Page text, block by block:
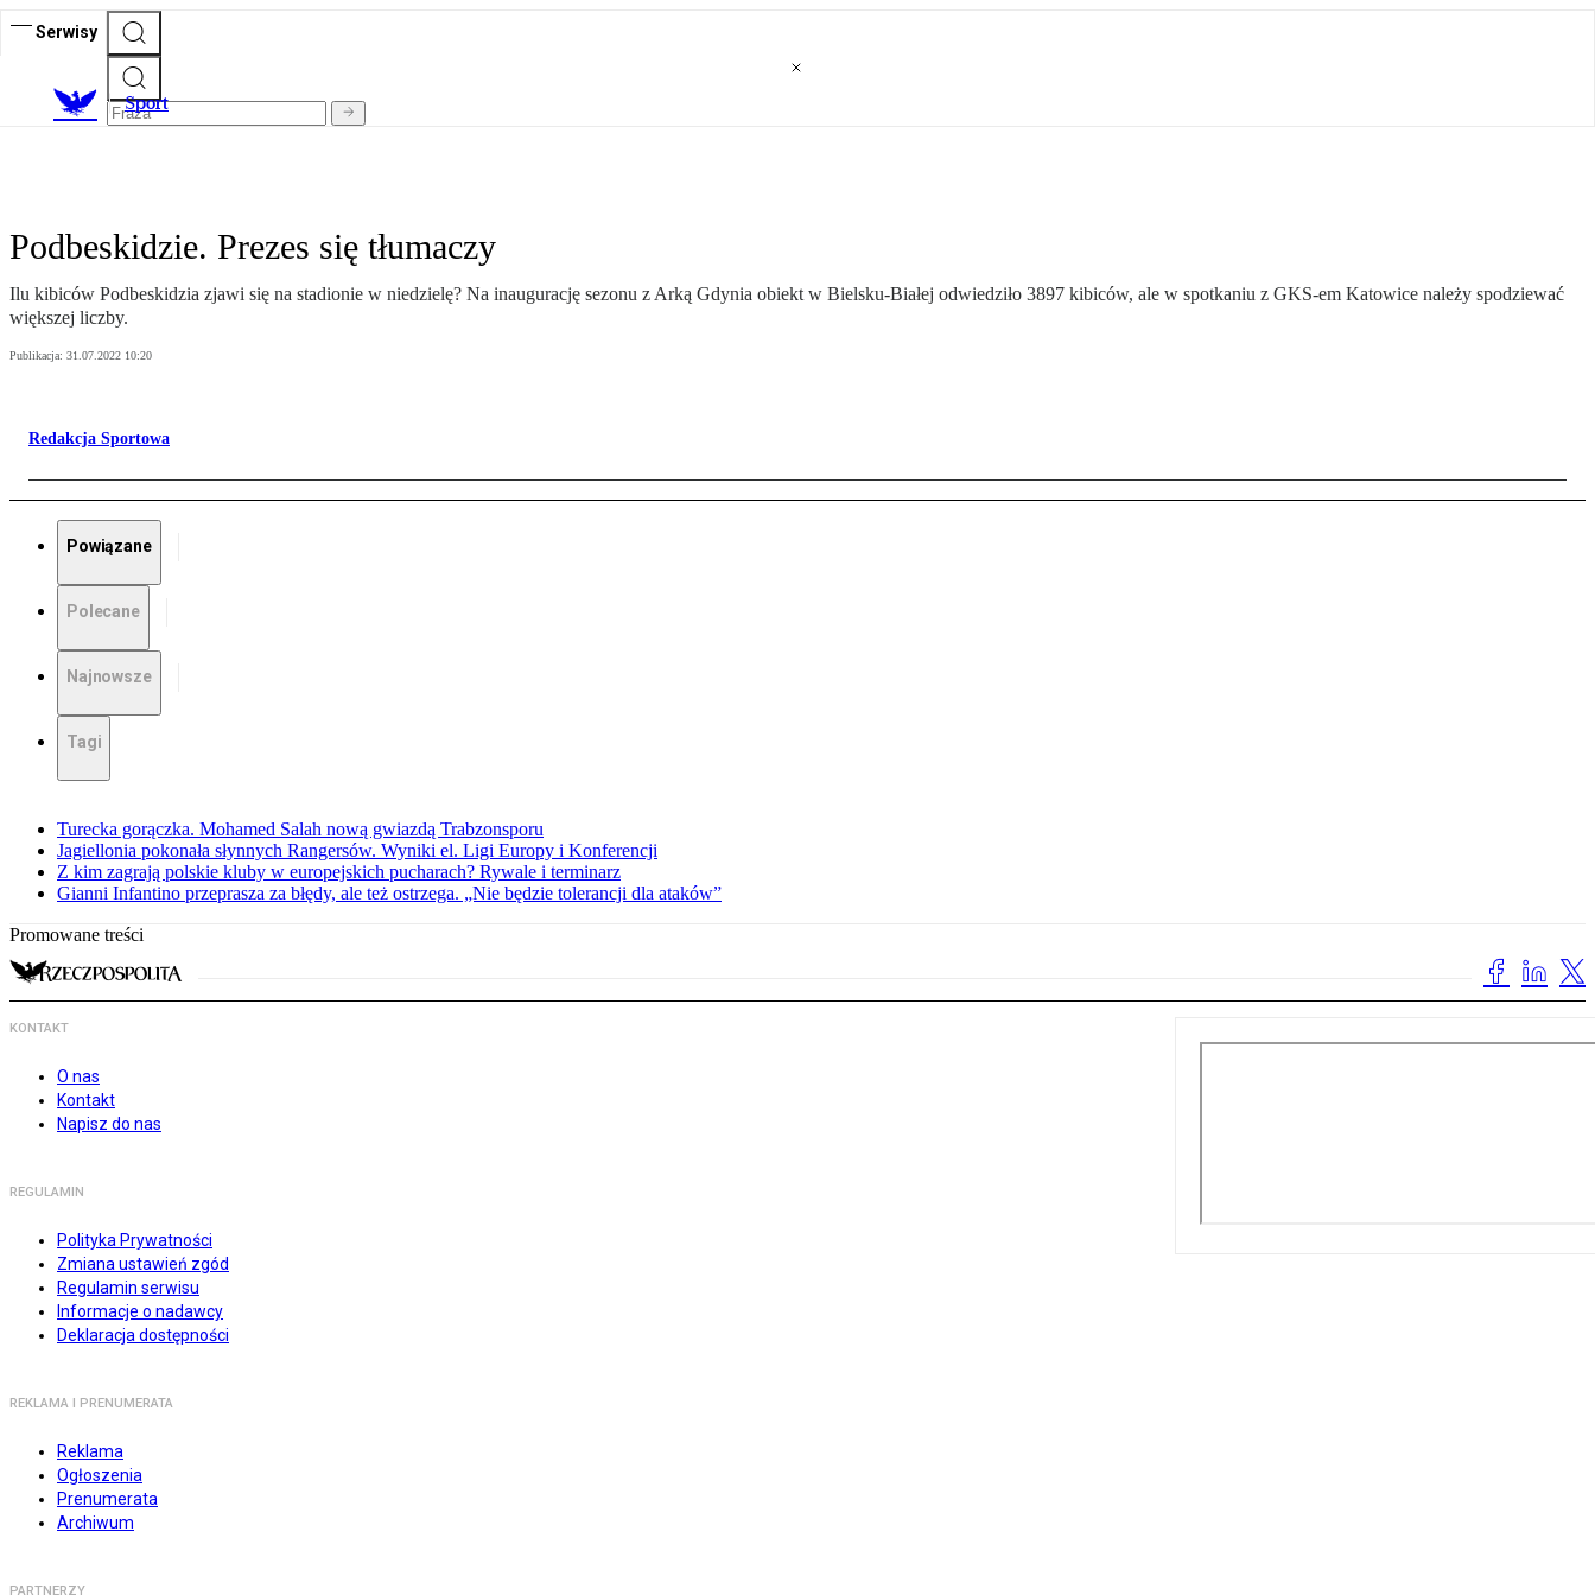
Serwisy
Sport
Podbeskidzie. Prezes się tłumaczy
Ilu kibiców Podbeskidzia zjawi się na stadionie w niedzielę? Na inaugurację sezonu z Arką Gdynia obiekt w Bielsku-Białej odwiedziło 3897 kibiców, ale w spotkaniu z GKS-em Katowice należy spodziewać
większej liczby.
Publikacja: 31.07.2022 10:20
Redakcja Sportowa
Powiązane
Polecane
Najnowsze
Tagi
Turecka gorączka. Mohamed Salah nową gwiazdą Trabzonsporu
Jagiellonia pokonała słynnych Rangersów. Wyniki el. Ligi Europy i Konferencji
Z kim zagrają polskie kluby w europejskich pucharach? Rywale i terminarz
Gianni Infantino przeprasza za błędy, ale też ostrzega. „Nie będzie tolerancji dla ataków”
Promowane treści
KONTAKT
O nas
Kontakt
Napisz do nas
REGULAMIN
Polityka Prywatności
Zmiana ustawień zgód
Regulamin serwisu
Informacje o nadawcy
Deklaracja dostępności
REKLAMA I PRENUMERATA
Reklama
Ogłoszenia
Prenumerata
Archiwum
PARTNERZY